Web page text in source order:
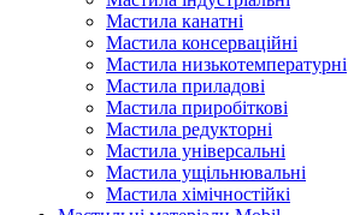
Мастила канатні
Мастила консерваційні
Мастила низькотемпературні
Мастила приладові
Мастила приробіткові
Мастила редукторні
Мастила універсальні
Мастила ущільнювальні
Мастила хімічностійкі